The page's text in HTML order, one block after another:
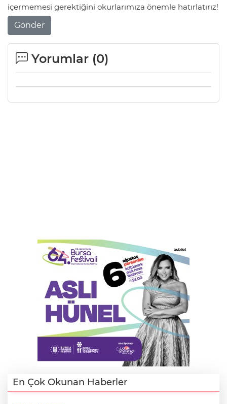
içermemesi gerektiğini okurlarımıza önemle hatırlatırız!
Gönder
Yorumlar (0)
En Çok Okunan Haberler